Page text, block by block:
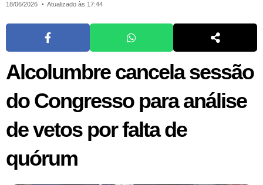
18/06/2026 Atualizado às 17:44
Alcolumbre cancela sessão
do Congresso para análise
de vetos por falta de
quórum